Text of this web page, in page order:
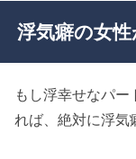
浮気癖の女
もし浮幸せなパ
れば、絶対に浮気